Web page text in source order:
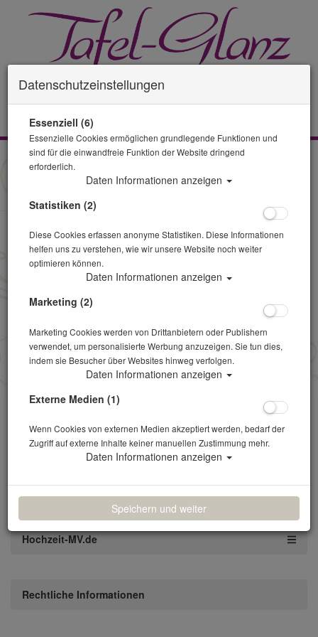
Impressum
Tafel-Glanz Gastro Event Verleih
August-Bebel-Str.2
E-Mail: info {ät} tafel-glanz.de
Internet: www.tafel-glanz.de
Vertretungsberechtigter Geschäftsführer: Stefan Graczyk
Umsatzsteuergesetz: DE276178156
Plattform der EU-Kommission zur Online-
https://ec.europa.eu/consumers/odr
Geschirrverleih aus MV
Kontakt & Hilfe & Informationen
Hochzeit-MV.de
Rechtliche Informationen
Datenschutzeinstellungen
Essenziell (6)
Essenzielle Cookies ermöglichen grundlegende Funktionen und
sind für die einwandfreie Funktion der Website dringend
erforderlich.
Daten Informationen anzeigen
Statistiken (2)
Diese Cookies erfassen anonyme Statistiken. Diese Informationen
helfen uns zu verstehen, wie wir unsere Website noch weiter
optimieren können.
Daten Informationen anzeigen
Marketing (2)
Marketing Cookies werden von Drittanbietern oder Publishern
verwendet, um personalisierte Werbung anzuzeigen. Sie tun dies,
indem sie Besucher über Websites hinweg verfolgen.
Daten Informationen anzeigen
Externe Medien (1)
Wenn Cookies von externen Medien akzeptiert werden, bedarf der
Zugriff auf externe Inhalte keiner manuellen Zustimmung mehr.
Daten Informationen anzeigen
Speichern und weiter